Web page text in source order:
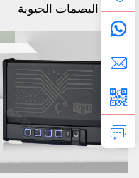
البصمات الحيوية